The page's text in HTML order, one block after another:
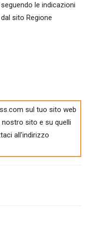
le indicazioni
sito Regione
sul tuo sito web
sito e su quelli
all'indirizzo